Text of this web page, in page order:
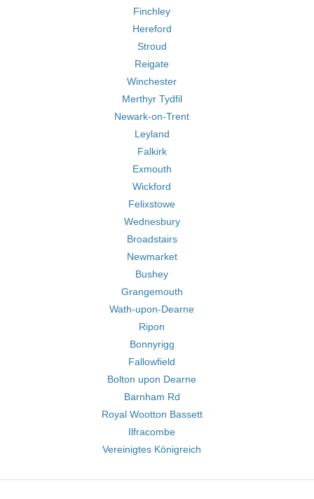
Finchley
Hereford
Stroud
Reigate
Winchester
Merthyr Tydfil
Newark-on-Trent
Leyland
Falkirk
Exmouth
Wickford
Felixstowe
Wednesbury
Broadstairs
Newmarket
Bushey
Grangemouth
Wath-upon-Dearne
Ripon
Bonnyrigg
Fallowfield
Bolton upon Dearne
Barnham Rd
Royal Wootton Bassett
Ilfracombe
Vereinigtes Königreich